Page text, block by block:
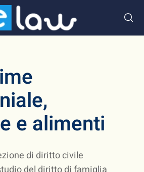
e alimenti
di diritto civile